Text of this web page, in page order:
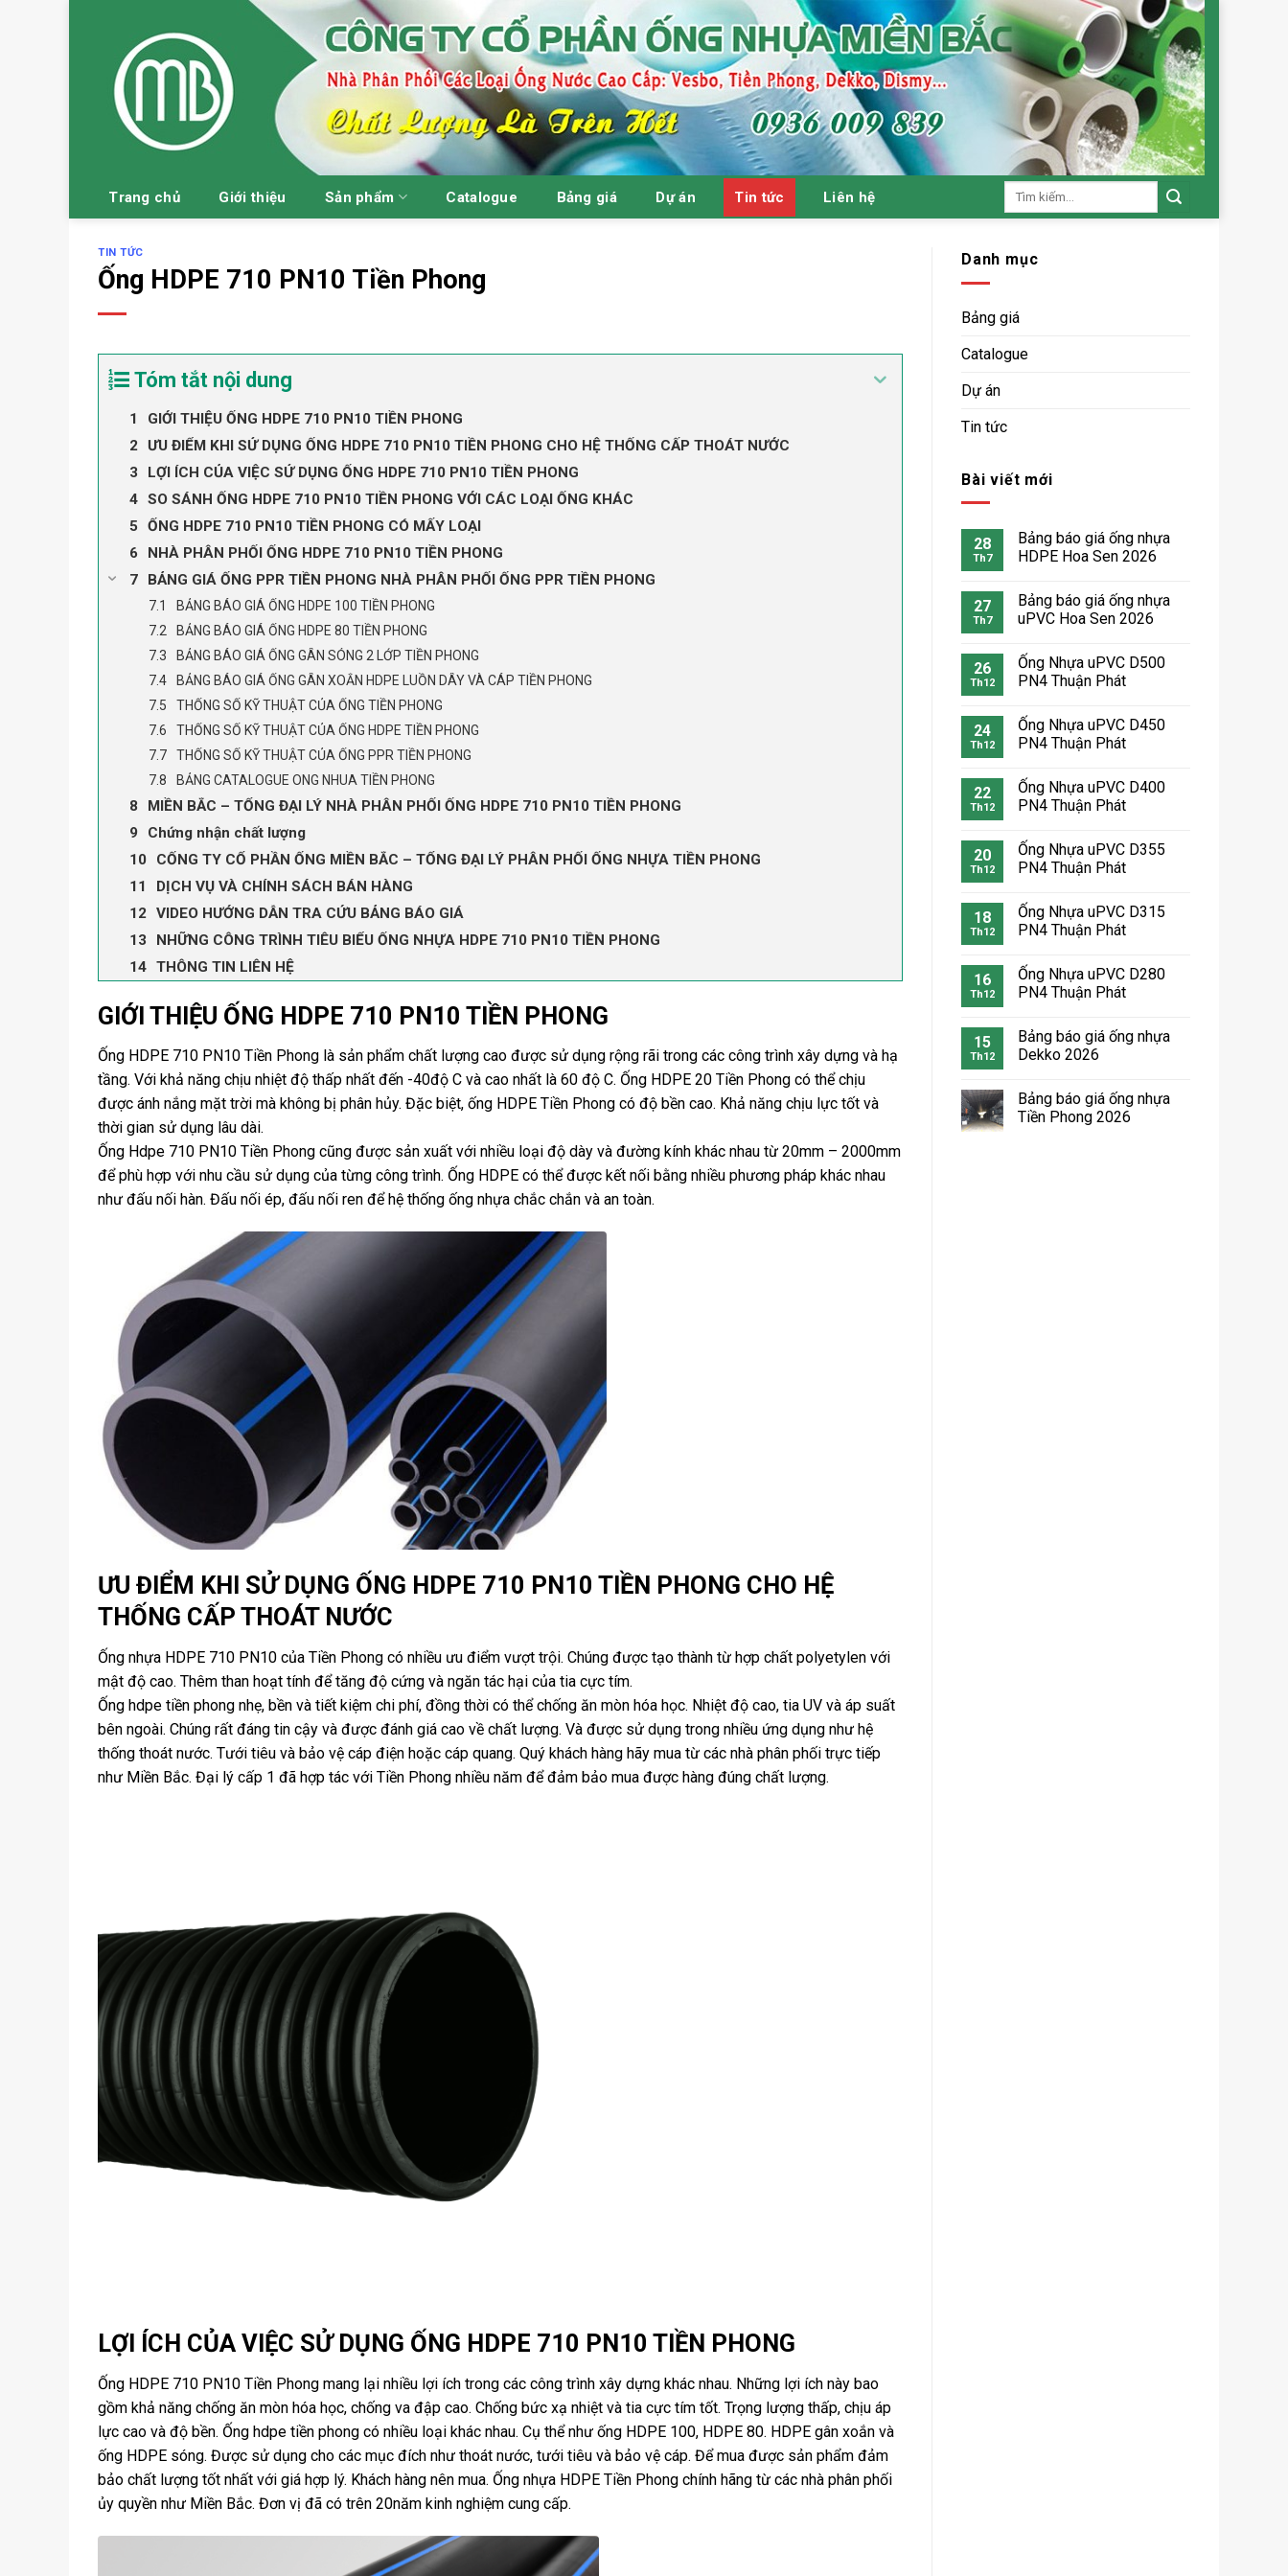
Trang chủ Giới thiệu Sản phẩm Catalogue Bảng giá Dự án Tin tức Liên hệ
Tìm
TIN TỨC
Ống HDPE 710 PN10 Tiền Phong
Tóm tắt nội dung
GIỚI THIỆU ỐNG HDPE 710 PN10 TIỀN PHONG
ƯU ĐIỂM KHI SỬ DỤNG ỐNG HDPE 710 PN10 TIỀN PHONG CHO HỆ THỐNG CẤP THOÁT NƯỚC
LỢI ÍCH CỦA VIỆC SỬ DỤNG ỐNG HDPE 710 PN10 TIỀN PHONG
SO SÁNH ỐNG HDPE 710 PN10 TIỀN PHONG VỚI CÁC LOẠI ỐNG KHÁC
ỐNG HDPE 710 PN10 TIỀN PHONG CÓ MẤY LOẠI
NHÀ PHÂN PHỐI ỐNG HDPE 710 PN10 TIỀN PHONG
BẢNG GIÁ ỐNG PPR TIỀN PHONG NHÀ PHÂN PHỐI ỐNG PPR TIỀN PHONG
BẢNG BÁO GIÁ ỐNG HDPE 100 TIỀN PHONG
BẢNG BÁO GIÁ ỐNG HDPE 80 TIỀN PHONG
BẢNG BÁO GIÁ ỐNG GÂN SÓNG 2 LỚP TIỀN PHONG
BẢNG BÁO GIÁ ỐNG GÂN XOẮN HDPE LUỒN DÂY VÀ CÁP TIỀN PHONG
THỐNG SỐ KỸ THUẬT CỦA ỐNG TIỀN PHONG
THỐNG SỐ KỸ THUẬT CỦA ỐNG HDPE TIỀN PHONG
THỐNG SỐ KỸ THUẬT CỦA ỐNG PPR TIỀN PHONG
BẢNG CATALOGUE ONG NHUA TIỀN PHONG
MIỀN BẮC – TỔNG ĐẠI LÝ NHÀ PHÂN PHỐI ỐNG HDPE 710 PN10 TIỀN PHONG
Chứng nhận chất lượng
CỐNG TY CỔ PHẦN ỐNG MIỀN BẮC – TỔNG ĐẠI LÝ PHÂN PHỐI ỐNG NHỰA TIỀN PHONG
DỊCH VỤ VÀ CHÍNH SÁCH BÁN HÀNG
VIDEO HƯỚNG DẪN TRA CỨU BẢNG BÁO GIÁ
NHỮNG CÔNG TRÌNH TIÊU BIỂU ỐNG NHỰA HDPE 710 PN10 TIỀN PHONG
THÔNG TIN LIÊN HỆ
GIỚI THIỆU ỐNG HDPE 710 PN10 TIỀN PHONG
Ống HDPE 710 PN10 Tiền Phong là sản phẩm chất lượng cao được sử dụng rộng rãi trong các công trình xây dựng và hạ
tầng. Với khả năng chịu nhiệt độ thấp nhất đến -40độ C và cao nhất là 60 độ C. Ống HDPE 20 Tiền Phong có thể chịu
được ánh nắng mặt trời mà không bị phân hủy. Đặc biệt, ống HDPE Tiền Phong có độ bền cao. Khả năng chịu lực tốt và
thời gian sử dụng lâu dài.
Ống Hdpe 710 PN10 Tiền Phong cũng được sản xuất với nhiều loại độ dày và đường kính khác nhau từ 20mm – 2000mm
để phù hợp với nhu cầu sử dụng của từng công trình. Ống HDPE có thể được kết nối bằng nhiều phương pháp khác nhau
như đấu nối hàn. Đấu nối ép, đấu nối ren để hệ thống ống nhựa chắc chắn và an toàn.
ƯU ĐIỂM KHI SỬ DỤNG ỐNG HDPE 710 PN10 TIỀN PHONG CHO HỆ
THỐNG CẤP THOÁT NƯỚC
Ống nhựa HDPE 710 PN10 của Tiền Phong có nhiều ưu điểm vượt trội. Chúng được tạo thành từ hợp chất polyetylen với
mật độ cao. Thêm than hoạt tính để tăng độ cứng và ngăn tác hại của tia cực tím.
Ống hdpe tiền phong nhẹ, bền và tiết kiệm chi phí, đồng thời có thể chống ăn mòn hóa học. Nhiệt độ cao, tia UV và áp suất
bên ngoài. Chúng rất đáng tin cậy và được đánh giá cao về chất lượng. Và được sử dụng trong nhiều ứng dụng như hệ
thống thoát nước. Tưới tiêu và bảo vệ cáp điện hoặc cáp quang. Quý khách hàng hãy mua từ các nhà phân phối trực tiếp
như Miền Bắc. Đại lý cấp 1 đã hợp tác với Tiền Phong nhiều năm để đảm bảo mua được hàng đúng chất lượng.
LỢI ÍCH CỦA VIỆC SỬ DỤNG ỐNG HDPE 710 PN10 TIỀN PHONG
Ống HDPE 710 PN10 Tiền Phong mang lại nhiều lợi ích trong các công trình xây dựng khác nhau. Những lợi ích này bao
gồm khả năng chống ăn mòn hóa học, chống va đập cao. Chống bức xạ nhiệt và tia cực tím tốt. Trọng lượng thấp, chịu áp
lực cao và độ bền. Ống hdpe tiền phong có nhiều loại khác nhau. Cụ thể như ống HDPE 100, HDPE 80. HDPE gân xoắn và
ống HDPE sóng. Được sử dụng cho các mục đích như thoát nước, tưới tiêu và bảo vệ cáp. Để mua được sản phẩm đảm
bảo chất lượng tốt nhất với giá hợp lý. Khách hàng nên mua. Ống nhựa HDPE Tiền Phong chính hãng từ các nhà phân phối
ủy quyền như Miền Bắc. Đơn vị đã có trên 20năm kinh nghiệm cung cấp.
Danh mục
Bảng giá
Catalogue
Dự án
Tin tức
Bài viết mới
28
Th7
Bảng báo giá ống nhựa
HDPE Hoa Sen 2026
27
Th7
Bảng báo giá ống nhựa
uPVC Hoa Sen 2026
26
Th12
Ống Nhựa uPVC D500
PN4 Thuận Phát
24
Th12
Ống Nhựa uPVC D450
PN4 Thuận Phát
22
Th12
Ống Nhựa uPVC D400
PN4 Thuận Phát
20
Th12
Ống Nhựa uPVC D355
PN4 Thuận Phát
18
Th12
Ống Nhựa uPVC D315
PN4 Thuận Phát
16
Th12
Ống Nhựa uPVC D280
PN4 Thuận Phát
15
Th12
Bảng báo giá ống nhựa
Dekko 2026
Bảng báo giá ống nhựa
Tiền Phong 2026